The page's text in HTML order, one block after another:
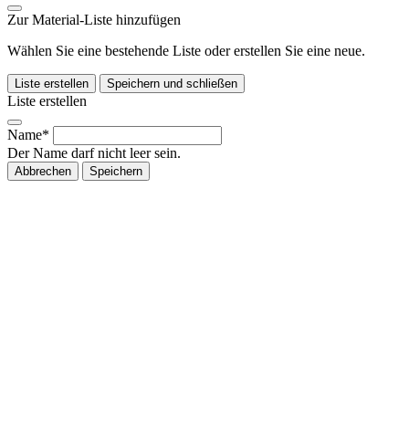
Zur Material-Liste hinzufügen
Wählen Sie eine bestehende Liste oder erstellen Sie eine neue.
Liste erstellen Speichern und schließen
Liste erstellen
Name*
Der Name darf nicht leer sein.
Abbrechen Speichern